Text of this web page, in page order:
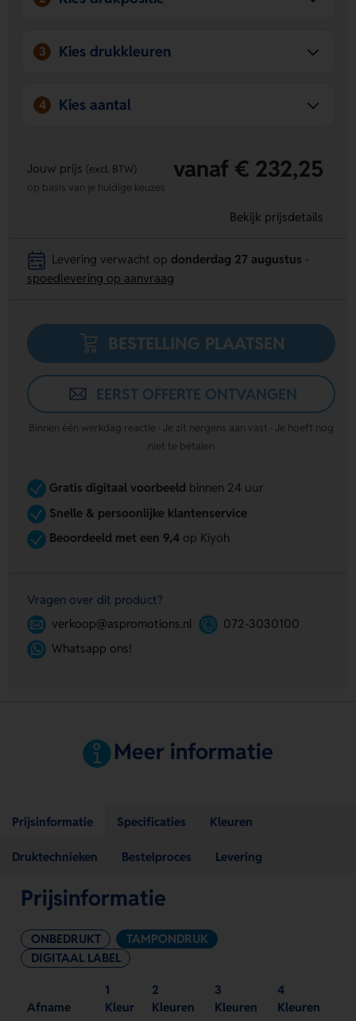
3 Kies drukkleuren
4 Kies aantal
Jouw prijs (excl. BTW) vanaf € 232,25
op basis van je huidige keuzes
Bekijk prijsdetails
Levering verwacht op donderdag 27 augustus
spoedlevering op aanvraag
BESTELLING PLAATSEN
EERST OFFERTE ONTVANGEN
Binnen één werkdag reactie · Je zit nergens aan vast · Je hoeft nog
niet te betalen
Gratis digitaal voorbeeld binnen 24 uur
Snelle & persoonlijke klantenservice
Beoordeeld met een 9,4op Kiyoh
Vragen over dit product?
verkoop@aspromotions.nl
072-3030100
Whatsapp ons!
Meer informatie
Prijsinformatie Specificaties Kleuren
Druktechnieken Bestelproces Levering
Prijsinformatie
ONBEDRUKT
TAMPONDRUK
DIGITAAL LABEL
Afname
1
Kleur
2
Kleuren
3
Kleuren
4
Kleuren